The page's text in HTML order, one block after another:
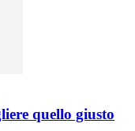
quello giusto